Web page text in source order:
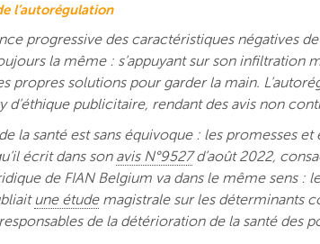
l’autorégulation
progressive des caractéristiques
la même : s’appuyant sur son
propres solutions pour garder la main.
publicitaire, rendant des avis non
la santé est sans équivoque : les promesses
écrit dans son avis N°9527d’août 2022,
de FIAN Belgium va dans le même sens :
une étudemagistrale sur les déterminants
de la détérioration de la santé des